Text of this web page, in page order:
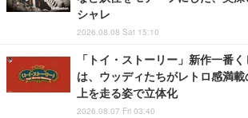
シャレ
2026.08.08 Sat 15:10
「トイ・ストーリー」新作一番
は、ウッディたちがレトロ感満
上を走る姿で立体化
2026.08.07 Fri 03:40